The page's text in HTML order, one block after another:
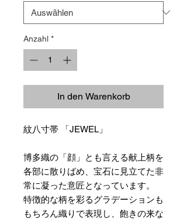
Anzahl *
In den Warenkorb
紋八寸帯 「JEWEL」
博多織の「顔」とも言える献上柄を
各部に散りばめ、宝石に見立てた非
常に凝った意匠となっています。
特徴的な柄を彩るグラデーションも
もちろん織りで表現し、飽きの来な